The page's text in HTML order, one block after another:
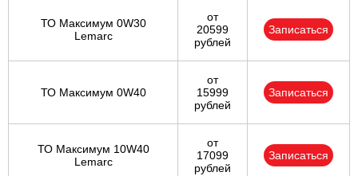
ТО Максимум 0W30
Lemarc
от
20599
рублей
Записаться
ТО Максимум 0W40
от
15999
рублей
Записаться
ТО Максимум 10W40
Lemarc
от
17099
рублей
Записаться